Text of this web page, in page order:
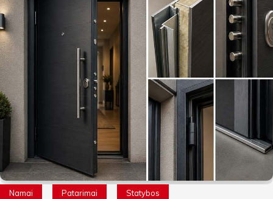
Namai Patarimai Statybos